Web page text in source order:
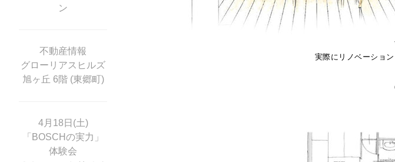
実際にリノベーショ
ン
不動産情報
グローリアスヒルズ
旭ヶ丘 6階 (東郷町)
4月18日(土)
「BOSCHの実力」
体験会